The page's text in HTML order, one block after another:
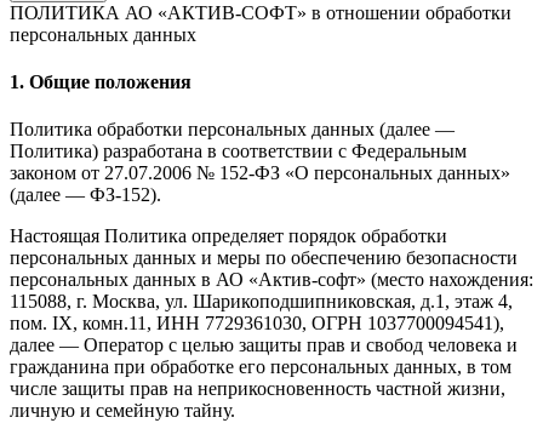
ПОЛИТИКА АО «АКТИВ-СОФТ» в отношении обработки
персональных данных
1. Общие положения
Политика обработки персональных данных (далее —
Политика) разработана в соответствии с Федеральным
законом от 27.07.2006 № 152-ФЗ «О персональных данных»
(далее — ФЗ-152).
Настоящая Политика определяет порядок обработки
персональных данных и меры по обеспечению безопасности
персональных данных в АО «Актив-софт» (место нахождения:
115088, г. Москва, ул. Шарикоподшипниковская, д.1, этаж 4,
пом. IX, комн.11, ИНН 7729361030, ОГРН 1037700094541),
далее — Оператор с целью защиты прав и свобод человека и
гражданина при обработке его персональных данных, в том
числе защиты прав на неприкосновенность частной жизни,
личную и семейную тайну.